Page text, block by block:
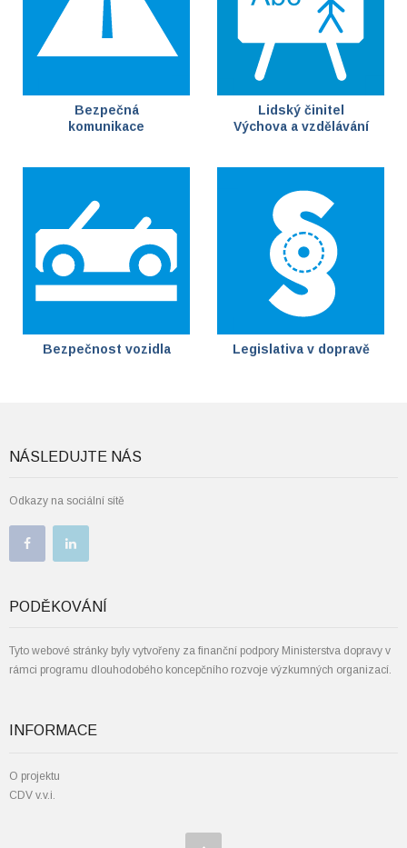
Bezpečná
komunikace
Lidský činitel
Výchova a vzdělávání
Bezpečnost vozidla Legislativa v dopravě
NÁSLEDUJTE NÁS
Odkazy na sociální sítě
PODĚKOVÁNÍ
Tyto webové stránky byly vytvořeny za finanční podpory Ministerstva dopravy v
rámci programu dlouhodobého koncepčního rozvoje výzkumných organizací.
INFORMACE
O projektu
CDV v.v.i.